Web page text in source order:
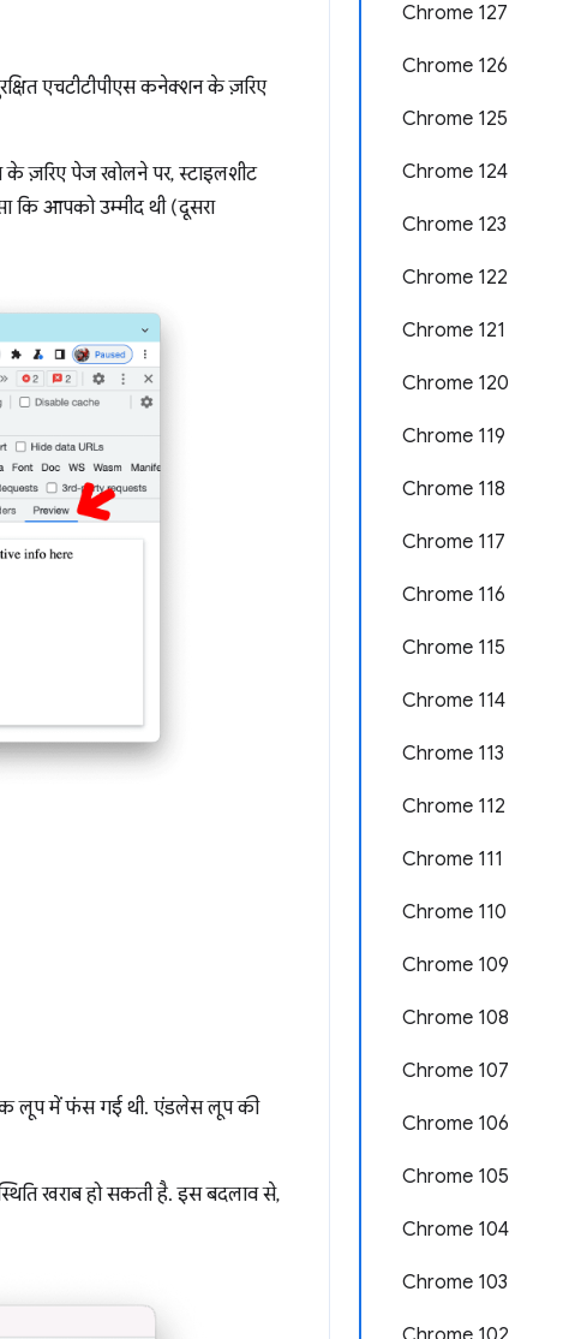
Chrome 127
Chrome 126
Chrome 125
Chrome 124
Chrome 123
Chrome 122
Chrome 121
Chrome 120
Chrome 119
Chrome 118
Chrome 117
Chrome 116
Chrome 115
Chrome 114
Chrome 113
Chrome 112
Chrome 111
Chrome 110
Chrome 109
Chrome 108
Chrome 107
Chrome 106
Chrome 105
Chrome 104
Chrome 103
एचटीटीपीएस कनेक्शन के ज़रिए
ज़रिए पेज खोलने पर, स्टाइलशीट
कि आपको उम्मीद थी (दूसरा
एक लूप में फंस गई थी. एंडलेस लूप की
खराब हो सकती है. इस बदलाव से,